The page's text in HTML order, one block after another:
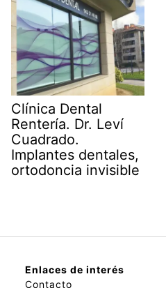
Clínica Dental
Rentería. Dr. Leví
Cuadrado.
Implantes dentales,
ortodoncia invisible
Enlaces de interés
Contacto